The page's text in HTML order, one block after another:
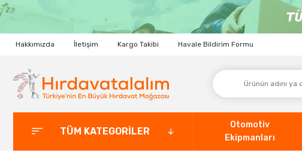
Hakkımızda İletişim Kargo Takibi Havale Bildirim Formu
TÜM KATEGORİLER
Otomotiv
Ekipmanları